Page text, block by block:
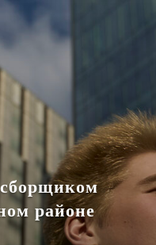
районе